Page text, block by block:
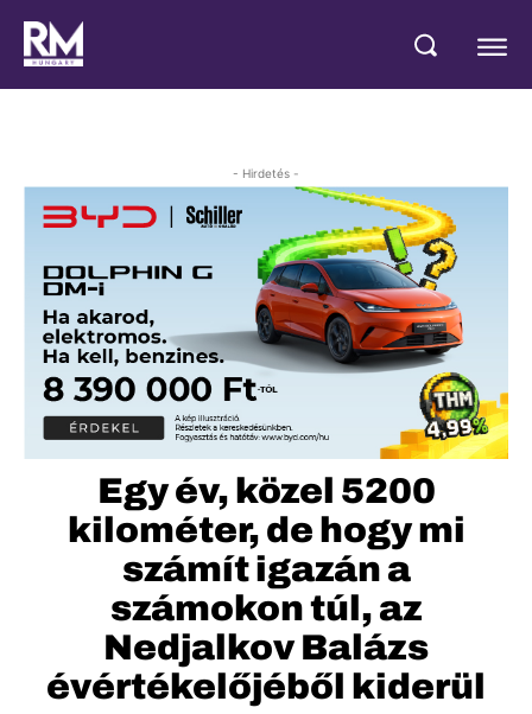
- Hirdetés -
Egy év, közel 5200
kilométer, de hogy mi
számít igazán a
számokon túl, az
Nedjalkov Balázs
évértékelőjéből kiderül